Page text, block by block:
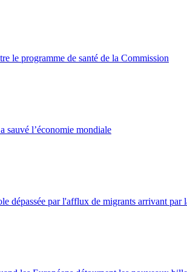
le programme de santé de la Commission
sauvé l’économie mondiale
dépassée par l'afflux de migrants arrivant par